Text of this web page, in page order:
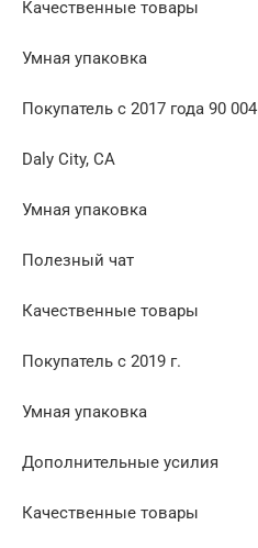
Качественные товары
Умная упаковка
Покупатель с 2017 года 90 004
Daly City, CA
Умная упаковка
Полезный чат
Качественные товары
Покупатель с 2019 г.
Умная упаковка
Дополнительные усилия
Качественные товары